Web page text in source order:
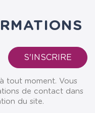
tout moment. Vous
de contact dans
du site.